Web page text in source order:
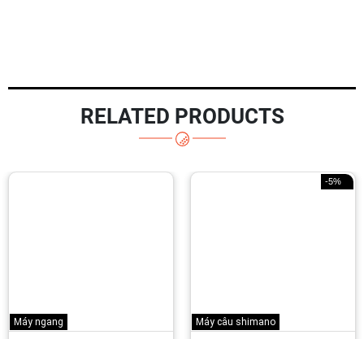
RELATED PRODUCTS
Máy ngang
-5%
Máy câu shimano